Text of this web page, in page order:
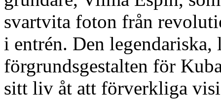
svartvita foton från
i entrén. Den
förgrundsgestalten för
sitt liv åt att förverkliga